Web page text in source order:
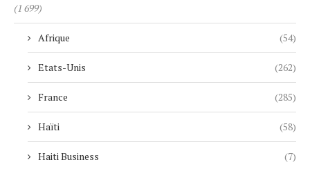
(1 699)
Afrique (54)
Etats-Unis (262)
France (285)
Haïti (58)
Haiti Business (7)